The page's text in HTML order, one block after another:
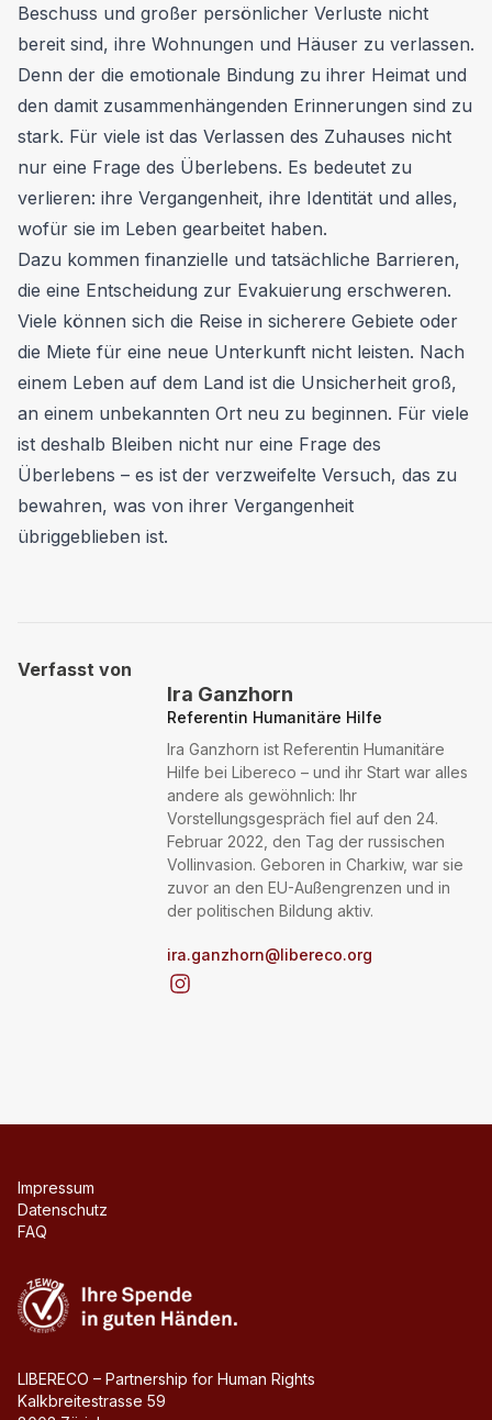
Beschuss und großer persönlicher Verluste nicht
bereit sind, ihre Wohnungen und Häuser zu verlassen.
Denn der die emotionale Bindung zu ihrer Heimat und
den damit zusammenhängenden Erinnerungen sind zu
stark. Für viele ist das Verlassen des Zuhauses nicht
nur eine Frage des Überlebens. Es bedeutet zu
verlieren: ihre Vergangenheit, ihre Identität und alles,
wofür sie im Leben gearbeitet haben.
Dazu kommen finanzielle und tatsächliche Barrieren,
die eine Entscheidung zur Evakuierung erschweren.
Viele können sich die Reise in sicherere Gebiete oder
die Miete für eine neue Unterkunft nicht leisten. Nach
einem Leben auf dem Land ist die Unsicherheit groß,
an einem unbekannten Ort neu zu beginnen. Für viele
ist deshalb Bleiben nicht nur eine Frage des
Überlebens – es ist der verzweifelte Versuch, das zu
bewahren, was von ihrer Vergangenheit
übriggeblieben ist.
Verfasst von
Ira Ganzhorn
Referentin Humanitäre Hilfe
Ira Ganzhorn ist Referentin Humanitäre
Hilfe bei Libereco – und ihr Start war alles
andere als gewöhnlich: Ihr
Vorstellungsgespräch fiel auf den 24.
Februar 2022, den Tag der russischen
Vollinvasion. Geboren in Charkiw, war sie
zuvor an den EU-Außengrenzen und in
der politischen Bildung aktiv.
ira.ganzhorn@libereco.org
Impressum
Datenschutz
FAQ
LIBERECO – Partnership for Human Rights
Kalkbreitestrasse 59